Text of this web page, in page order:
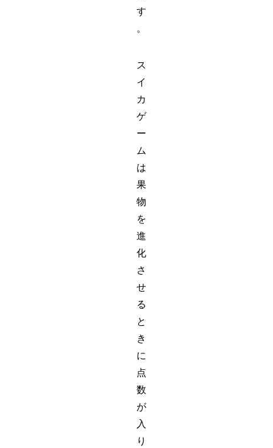
す
。
ス
イ
カ
ゲ
ー
ム
は
果
物
を
進
化
さ
せ
る
と
き
に
点
数
が
入
り